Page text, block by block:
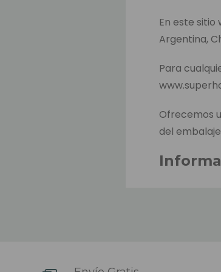
En este sitio
Argentina,
Para
Ofrecemos
del
sido